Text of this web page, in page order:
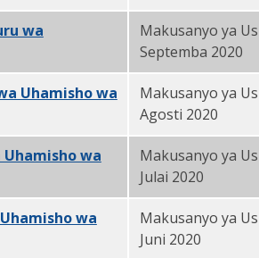
wa
Makusanyo ya
Septemba 2020
Uhamisho wa
Makusanyo ya
Agosti 2020
Uhamisho wa
Makusanyo ya
Julai 2020
wa
Makusanyo ya
Juni 2020